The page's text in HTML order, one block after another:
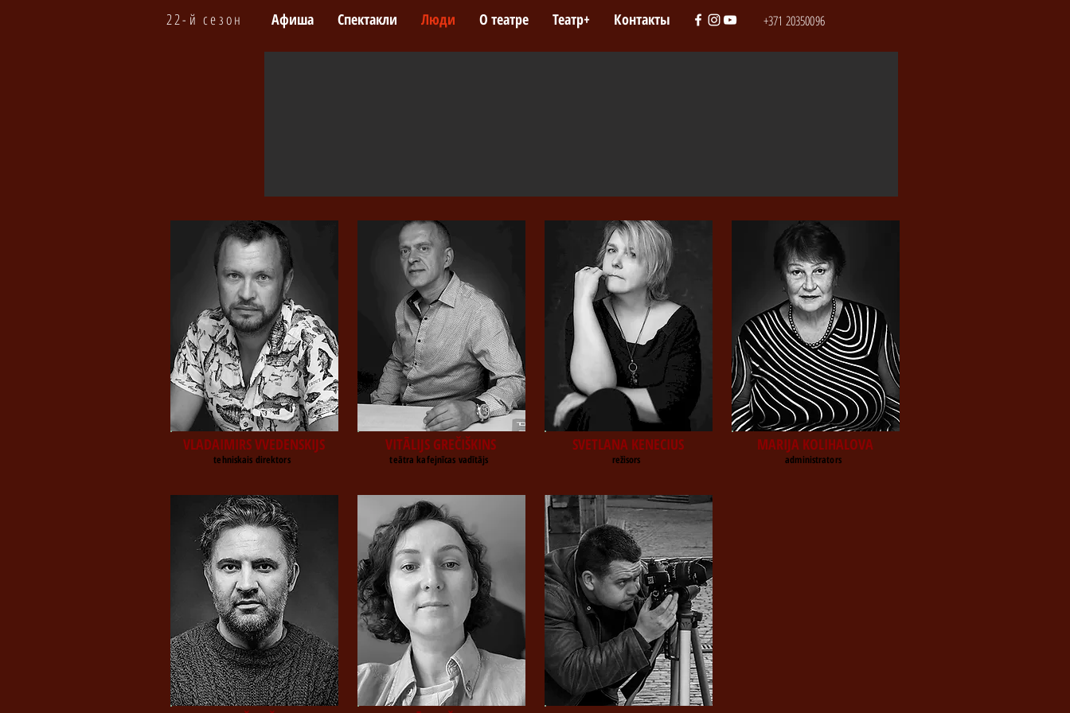
22-й сезон Афиша Спектакли Люди О театре Театр+ Контакты +371 20350096
VLADAIMIRS VVEDENSKIJS
tehniskais direktors
VITĀLIJS GREČIŠKINS
teātra kafejnīcas vadītājs
SVETLANA KENECIUS
režisors
MARIJA KOLIHALOVA
administrators